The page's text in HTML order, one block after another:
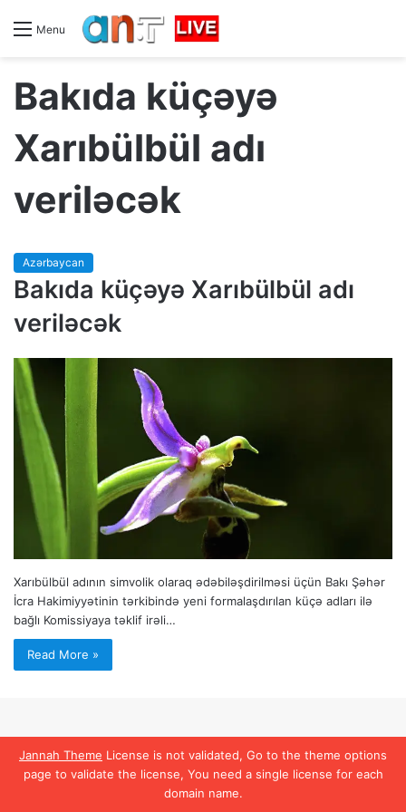
Jannah Theme License is not validated, Go to the theme options
page to validate the license, You need a single license for each
domain name.
Menu
Bakıda küçəyə
Xarıbülbül adı
veriləcək
Azərbaycan
Bakıda küçəyə Xarıbülbül adı
veriləcək
Xarıbülbül adının simvolik olaraq ədəbiləşdirilməsi üçün Bakı Şəhər
İcra Hakimiyyətinin tərkibində yeni formalaşdırılan küçə adları ilə
bağlı Komissiyaya təklif irəli…
Read More »